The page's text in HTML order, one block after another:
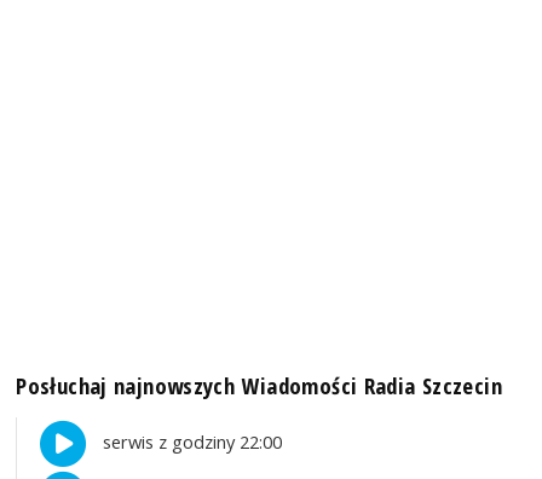
Posłuchaj najnowszych Wiadomości Radia Szczecin
serwis z godziny 22:00